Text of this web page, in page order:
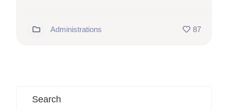
Administrations 87
Search